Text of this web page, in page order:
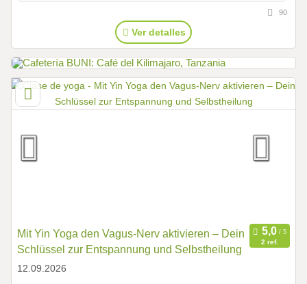
90
Ver detalles
Mit Yin Yoga den Vagus-Nerv aktivieren – Dein
Schlüssel zur Entspannung und Selbstheilung
2 ref.
12.09.2026